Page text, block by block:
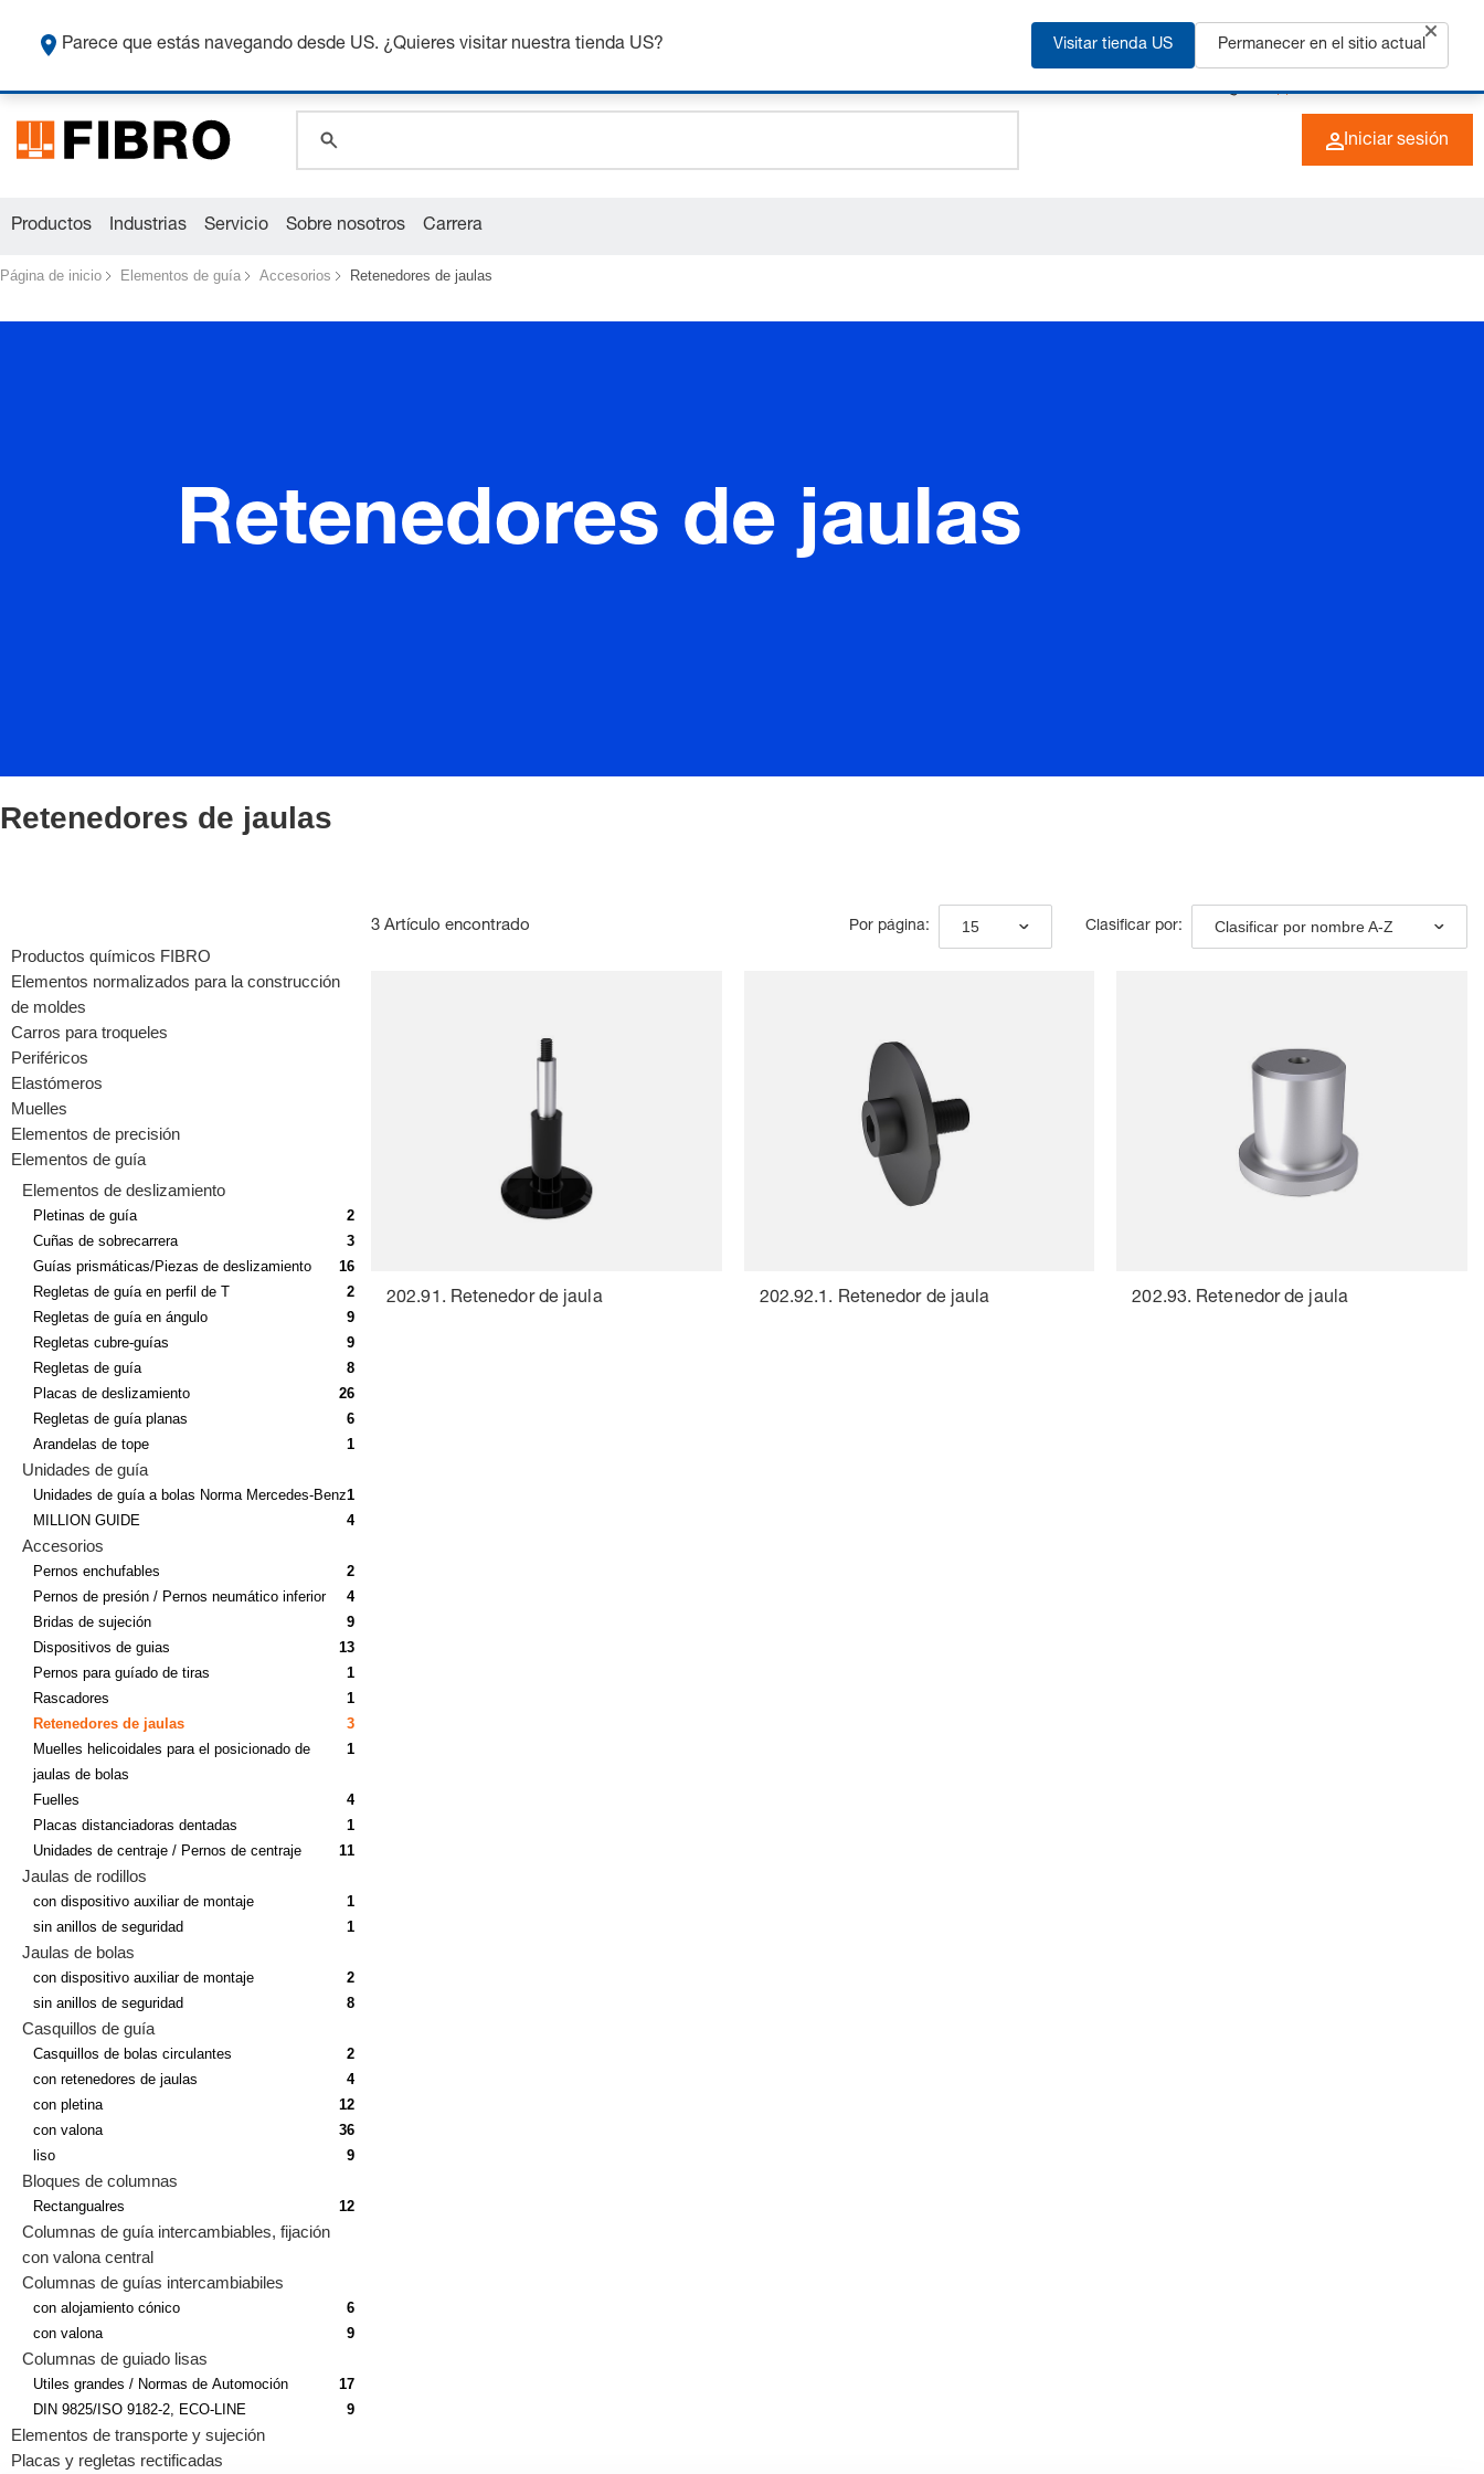
+49 (0) 6266 73-0 ES
global.search.placeholder.sku
Iniciar sesión
Productos Industrias Servicio Sobre nosotros Carrera
Página de inicio Elementos de guía Accesorios Retenedores de jaulas
Retenedores de jaulas
Retenedores de jaulas
Productos químicos FIBRO
Elementos normalizados para la construcción
de moldes
Carros para troqueles
Periféricos
Elastómeros
Muelles
Elementos de precisión
Elementos de guía
Elementos de deslizamiento
Pletinas de guía
2
Cuñas de sobrecarrera
3
Guías prismáticas/Piezas de deslizamiento
16
Regletas de guía en perfil de T
2
Regletas de guía en ángulo
9
Regletas cubre-guías
9
Regletas de guía
8
Placas de deslizamiento
26
Regletas de guía planas
6
Arandelas de tope
1
Unidades de guía
Unidades de guía a bolas Norma Mercedes-Benz1
MILLION GUIDE
4
Accesorios
Pernos enchufables
2
Pernos de presión / Pernos neumático inferior
4
Bridas de sujeción
9
Dispositivos de guias
13
Pernos para guíado de tiras
1
Rascadores
1
Retenedores de jaulas
3
Muelles helicoidales para el posicionado de
jaulas de bolas
1
Fuelles
4
Placas distanciadoras dentadas
1
Unidades de centraje / Pernos de centraje
11
Jaulas de rodillos
con dispositivo auxiliar de montaje
1
sin anillos de seguridad
1
Jaulas de bolas
con dispositivo auxiliar de montaje
2
sin anillos de seguridad
8
Casquillos de guía
Casquillos de bolas circulantes
2
con retenedores de jaulas
4
con pletina
12
con valona
36
liso
9
Bloques de columnas
Rectangualres 12
Columnas de guía intercambiables, fijación
con valona central
Columnas de guías intercambiabiles
con alojamiento cónico
6
con valona
9
Columnas de guiado lisas
Utiles grandes / Normas de Automoción
17
DIN 9825/ISO 9182-2, ECO-LINE
9
Elementos de transporte y sujeción
Placas y regletas rectificadas
3 Artículo encontrado Por página: 15 Clasificar por: Clasificar por nombre A-Z
202.91. Retenedor de jaula 202.92.1. Retenedor de jaula 202.93. Retenedor de jaula
Parece que estás navegando desde US. ¿Quieres visitar nuestra tienda US? Visitar tienda US Permanecer en el sitio actual